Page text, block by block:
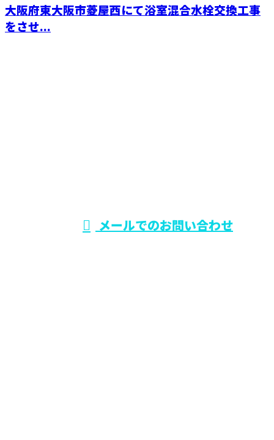
大阪府東大阪市菱屋西にて浴室混合水栓交換工事
をさせ...
メールでのお問い合わせ